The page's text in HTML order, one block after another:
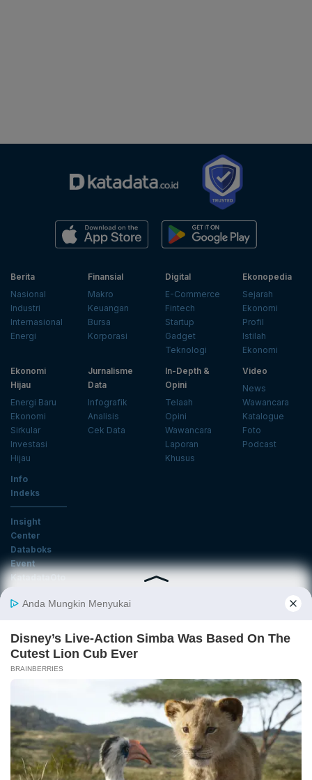
Berita
Nasional
Industri
Internasional
Energi
Finansial
Makro
Keuangan
Bursa
Korporasi
Digital
E-Commerce
Fintech
Startup
Gadget
Teknologi
Ekonopedia
Sejarah
Ekonomi
Profil
Istilah
Ekonomi
Ekonomi
Hijau
Energi Baru
Ekonomi
Sirkular
Investasi
Hijau
Jurnalisme
Data
Infografik
Analisis
Cek Data
In-Depth &
Opini
Telaah
Opini
Wawancara
Laporan
Khusus
Video
News
Wawancara
Katalogue
Foto
Podcast
Info
Indeks
Insight
Center
Databoks
Event
KatadataOto
Email
Daftar
Tentang Katadata Advertising Karier
Pedoman Media Siber
Kebijakan Privasi
Disclaimer
Hubungi Kami
©2026 Katadata. Hak cipta dilindungi Undang-undang.